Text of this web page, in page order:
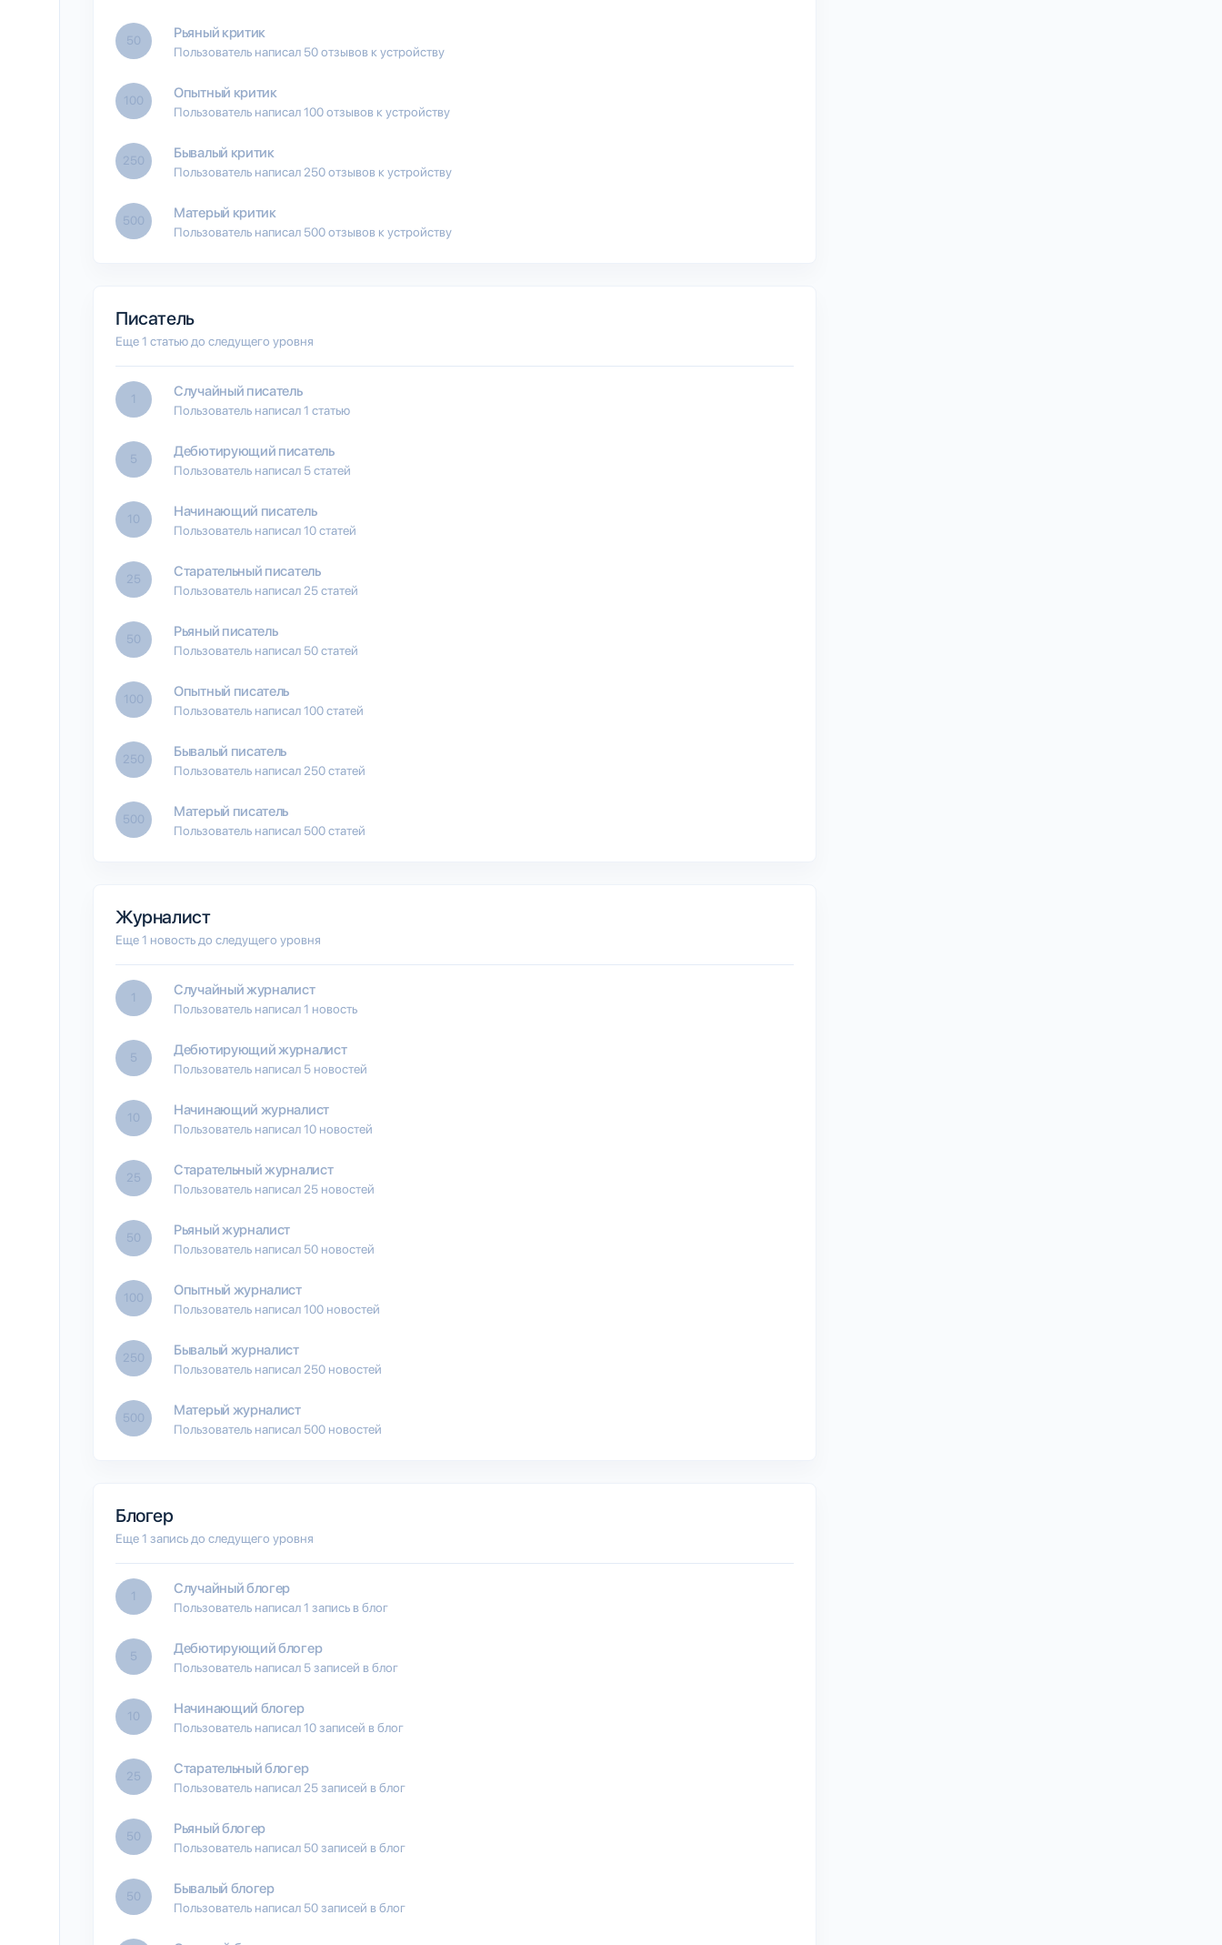
50 Рьяный критик
Пользователь написал 50 отзывов к устройству
100 Опытный критик
Пользователь написал 100 отзывов к устройству
250 Бывалый критик
Пользователь написал 250 отзывов к устройству
500 Матерый критик
Пользователь написал 500 отзывов к устройству
Писатель
Еще 1 статью до следущего уровня
1 Случайный писатель
Пользователь написал 1 статью
5 Дебютирующий писатель
Пользователь написал 5 статей
10 Начинающий писатель
Пользователь написал 10 статей
25 Старательный писатель
Пользователь написал 25 статей
50 Рьяный писатель
Пользователь написал 50 статей
100 Опытный писатель
Пользователь написал 100 статей
250 Бывалый писатель
Пользователь написал 250 статей
500 Матерый писатель
Пользователь написал 500 статей
Журналист
Еще 1 новость до следущего уровня
1 Случайный журналист
Пользователь написал 1 новость
5 Дебютирующий журналист
Пользователь написал 5 новостей
10 Начинающий журналист
Пользователь написал 10 новостей
25 Старательный журналист
Пользователь написал 25 новостей
50 Рьяный журналист
Пользователь написал 50 новостей
100 Опытный журналист
Пользователь написал 100 новостей
250 Бывалый журналист
Пользователь написал 250 новостей
500 Матерый журналист
Пользователь написал 500 новостей
Блогер
Еще 1 запись до следущего уровня
1 Случайный блогер
Пользователь написал 1 запись в блог
5 Дебютирующий блогер
Пользователь написал 5 записей в блог
10 Начинающий блогер
Пользователь написал 10 записей в блог
25 Старательный блогер
Пользователь написал 25 записей в блог
50 Рьяный блогер
Пользователь написал 50 записей в блог
50 Бывалый блогер
Пользователь написал 50 записей в блог